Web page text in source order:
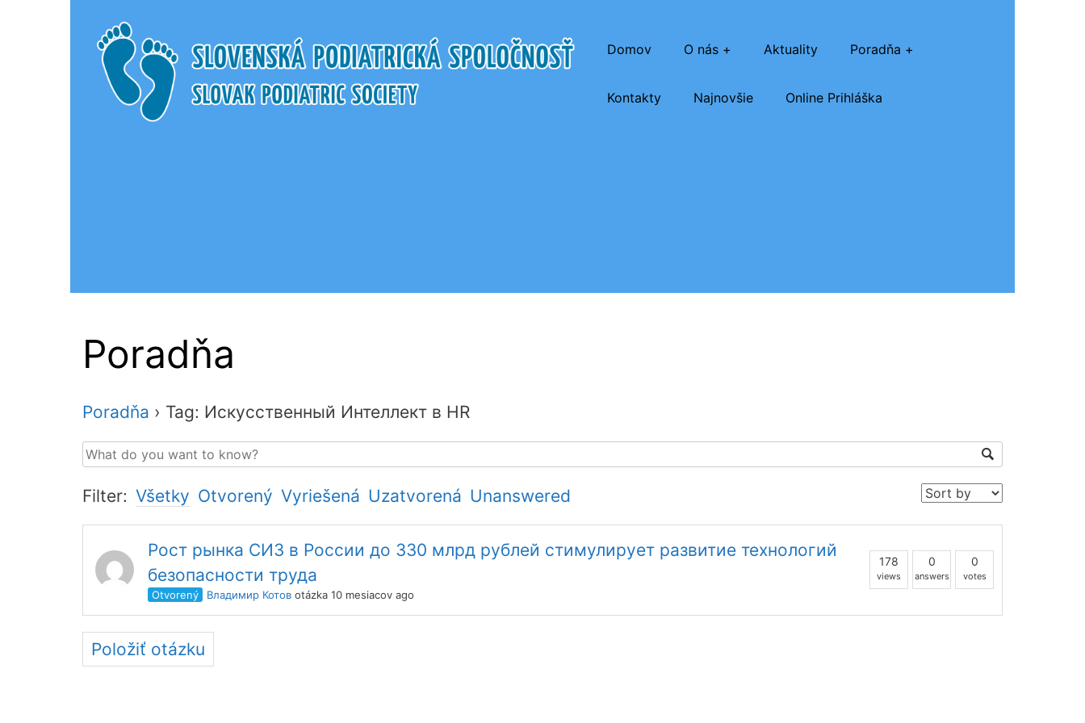
Domov O nás Aktuality Poradňa
Kontakty Najnovšie Online Prihláška
Poradňa
Poradňa › Tag: Искусственный Интеллект в HR
Filter: Všetky Otvorený Vyriešená Uzatvorená Unanswered
Рост рынка СИЗ в России до 330 млрд рублей стимулирует развитие технологий
безопасности труда
Otvorený Владимир Котов otázka 10 mesiacov ago
178
views
0
answers
0
votes
Položiť otázku